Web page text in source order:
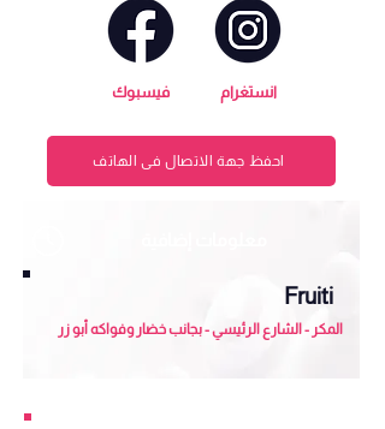
فيسبوك انستغرام
احفظ جهة الاتصال في الهاتف
Fruiti
المكر - الشارع الرئيسي - بجانب خضار وفواكه أبو زر